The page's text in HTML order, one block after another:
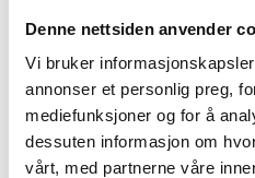
Denne nettsiden anvender
Vi bruker
annonser et personlig preg,
mediefunksjoner og for å
dessuten informasjon om
vårt, med partnerne våre
på Youngstorget for å
og kampen for å få fast
Windstad